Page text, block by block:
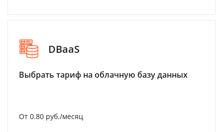
DBaaS
Выбрать тариф на облачную базу данных
От 0.80 руб./месяц